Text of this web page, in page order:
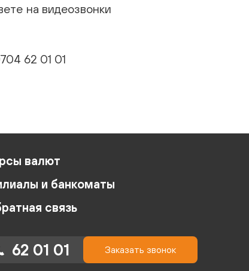
на видеозвонки
62 01 01
валют
и банкоматы
связь
62 01 01 Заказать звонок